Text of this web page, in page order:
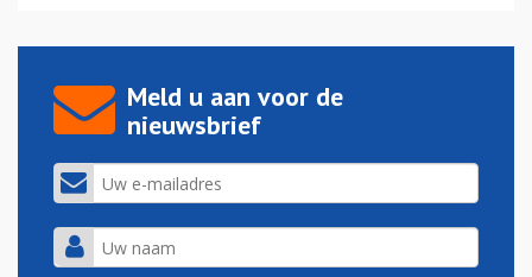
Meld u aan voor de
nieuwsbrief